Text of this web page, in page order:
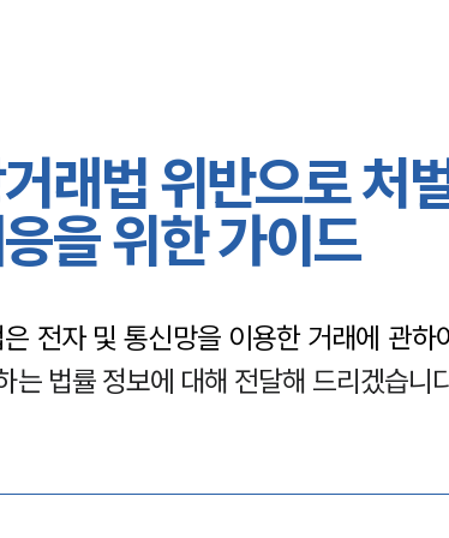
래법 위반으로 처
을 위한 가이드
전자 및 통신망을 이용한 거래에 관하
는 법률 정보에 대해 전달해 드리겠습니